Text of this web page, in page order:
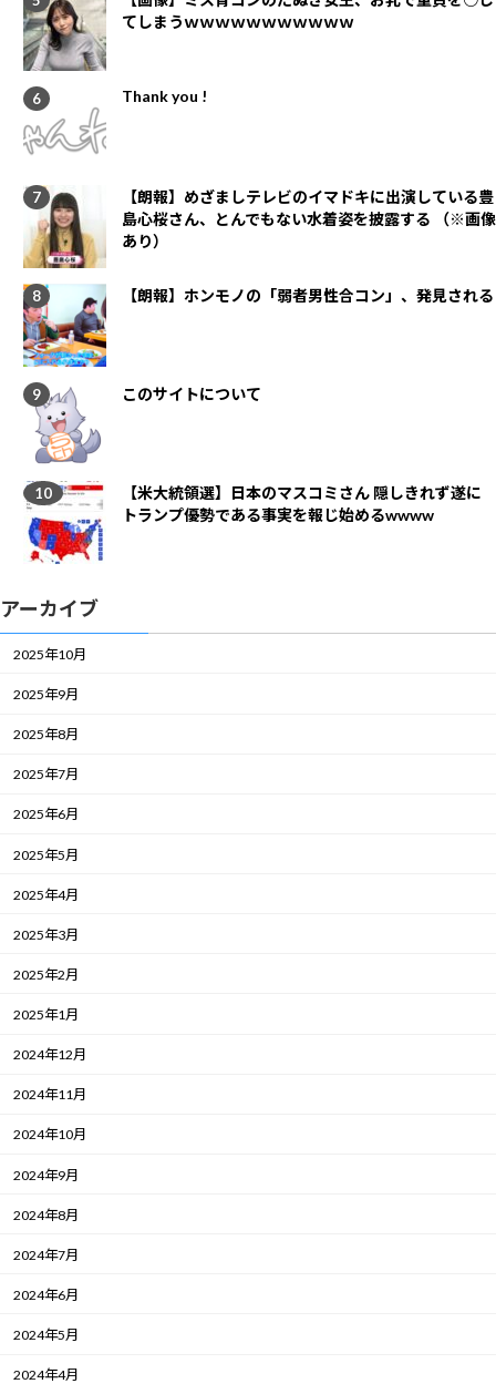
てしまうｗｗｗｗｗｗｗｗｗｗｗ
Thank you !
【朗報】めざましテレビのイマドキに出演している豊
島心桜さん、とんでもない水着姿を披露する （※画像
あり）
【朗報】ホンモノの「弱者男性合コン」、発見される
このサイトについて
【米大統領選】日本のマスコミさん 隠しきれず遂に
トランプ優勢である事実を報じ始めるwwww
アーカイブ
2025年10月
2025年9月
2025年8月
2025年7月
2025年6月
2025年5月
2025年4月
2025年3月
2025年2月
2025年1月
2024年12月
2024年11月
2024年10月
2024年9月
2024年8月
2024年7月
2024年6月
2024年5月
2024年4月